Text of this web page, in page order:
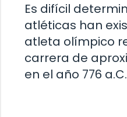
Es difícil
atléticas han
atleta olímpico
carrera de
en el año 776 a.C.